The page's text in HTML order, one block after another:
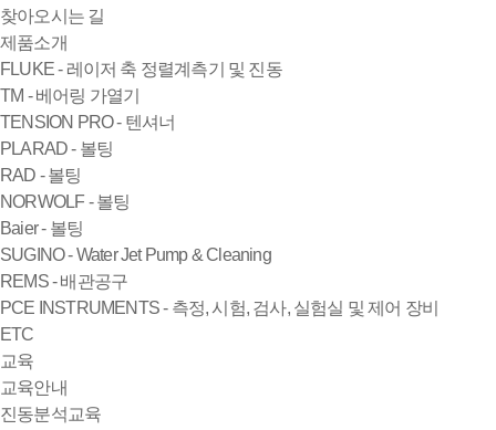
찾아오시는 길
제품소개
FLUKE - 레이저 축 정렬계측기 및 진동
TM - 베어링 가열기
TENSION PRO - 텐셔너
PLARAD - 볼팅
RAD - 볼팅
NORWOLF - 볼팅
Baier - 볼팅
SUGINO - Water Jet Pump & Cleaning
REMS - 배관공구
PCE INSTRUMENTS - 측정, 시험, 검사, 실험실 및 제어 장비
ETC
교육
교육안내
진동분석교육